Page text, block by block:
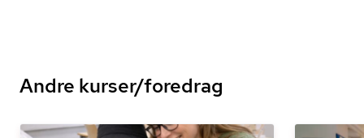
Andre kurser/foredrag